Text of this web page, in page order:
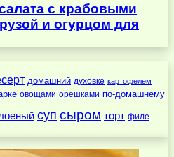
с крабовыми
и огурцом для
домашний духовке картофелем
овощами орешками по-домашнему
суп сыром торт филе